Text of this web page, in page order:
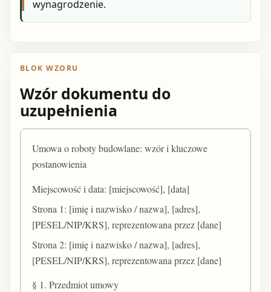
wynagrodzenie.
BLOK WZORU
Wzór dokumentu do
uzupełnienia
Umowa o roboty budowlane: wzór i kluczowe
postanowienia
Miejscowość i data: [miejscowość], [data]
Strona 1: [imię i nazwisko / nazwa], [adres],
[PESEL/NIP/KRS], reprezentowana przez [dane]
Strona 2: [imię i nazwisko / nazwa], [adres],
[PESEL/NIP/KRS], reprezentowana przez [dane]
§ 1. Przedmiot umowy